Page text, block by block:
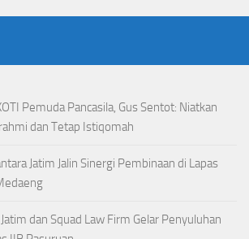
Pemuda Pancasila, Gus Sentot: Niatkan
dan Tetap Istiqomah
Jatim Jalin Sinergi Pembinaan di Lapas
dan Squad Law Firm Gelar Penyuluhan